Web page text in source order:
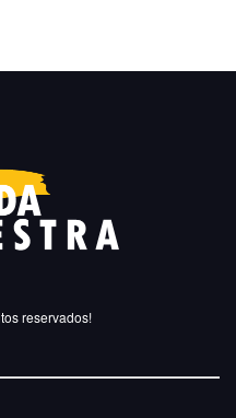
reservados!